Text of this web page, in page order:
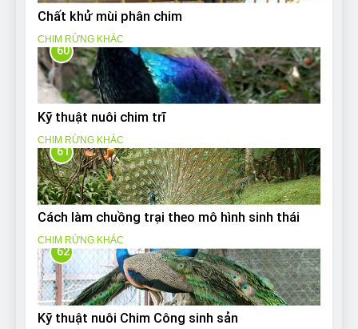
Chất khử mùi phân chim
CHIM RỪNG KHÁC
60
Kỹ thuật nuôi chim trĩ
CHIM RỪNG KHÁC
61
Cách làm chuồng trại theo mô hình sinh thái
CHIM RỪNG KHÁC
62
Kỹ thuật nuôi Chim Công sinh sản